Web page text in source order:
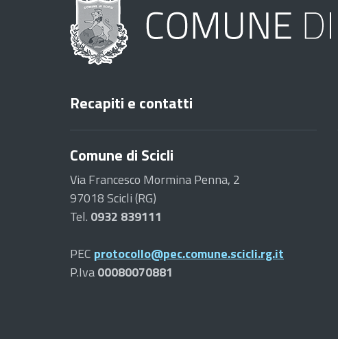
Recapiti e contatti
Comune di Scicli
Via Francesco Mormina Penna, 2
97018 Scicli (RG)
Tel. 0932 839111
PEC protocollo@pec.comune.scicli.rg.it
P.Iva00080070881